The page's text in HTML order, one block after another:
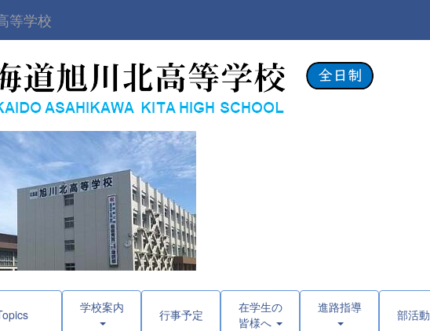
等学校
学校案内 行事予定
在学生の
皆様へ
進路指導 部活動